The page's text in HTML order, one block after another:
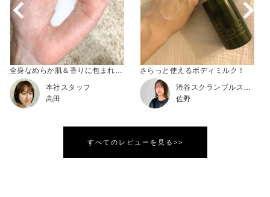
全身なめらか肌＆香りに包まれる新ボディミルク
本社スタッフ
高田
さらっと使えるボディミルク！
渋谷スクランブルスクエア
佐野
すべてのレビューを見る>>